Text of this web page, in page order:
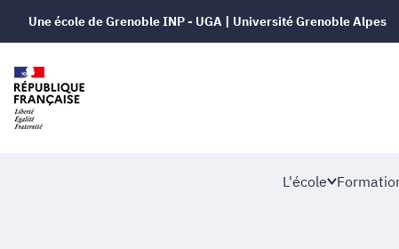
Une école de Grenoble INP - UGA | Université Grenoble Alpes
L'école